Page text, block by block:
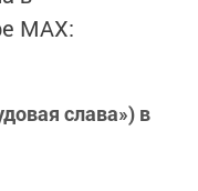
MАХ:
слава») в